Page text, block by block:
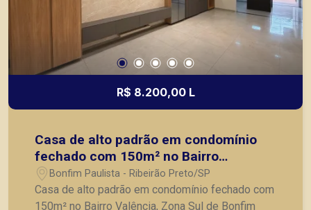
R$ 8.200,00 L
Casa de alto padrão em condomínio
fechado com 150m² no Bairro
Valência, Zona Sul de Bonfim
Paulista/SP:
Bonfim Paulista - Ribeirão Preto/SP
Casa de alto padrão em condomínio fechado com
150m² no Bairro Valência, Zona Sul de Bonfim